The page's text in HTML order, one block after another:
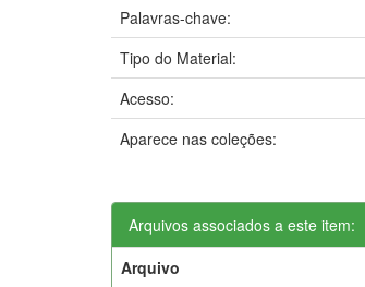
Palavras-chave:
Tipo do Material:
Acesso:
Aparece nas coleções:
Arquivos associados a este item:
Arquivo